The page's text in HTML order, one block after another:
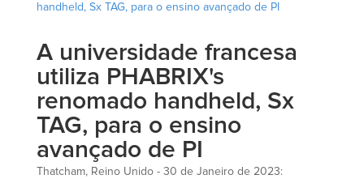
A universidade francesa
utiliza PHABRIX's
renomado handheld, Sx
TAG, para o ensino
avançado de PI
Thatcham, Reino Unido - 30 de Janeiro de 2023: